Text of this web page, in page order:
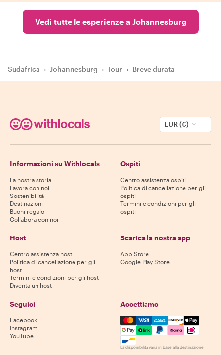
Vedi tutte le esperienze a Johannesburg
Sudafrica › Johannesburg › Tour › Breve durata
EUR (€)
Informazioni su Withlocals
La nostra storia
Lavora con noi
Sostenibilità
Destinazioni
Buoni regalo
Collabora con noi
Ospiti
Centro assistenza ospiti
Politica di cancellazione per gli
ospiti
Termini e condizioni per gli
ospiti
Host
Centro assistenza host
Politica di cancellazione per gli
host
Termini e condizioni per gli host
Diventa un host
Scarica la nostra app
App Store
Google Play Store
Seguici
Facebook
Instagram
YouTube
Accettiamo
Mastercard, Visa, Amex,
La disponibilità varia in base alla destinazione